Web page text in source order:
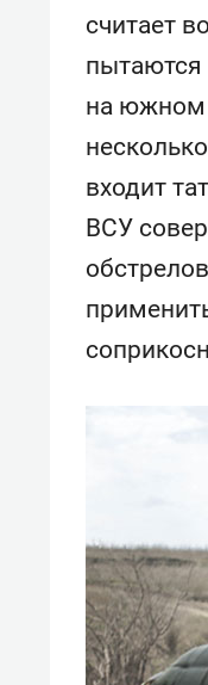
считает
пытаются
на южном
входит
ВСУ
строят
ЖК